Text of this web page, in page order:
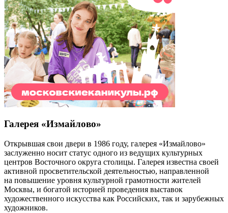
Галерея «Измайлово»
Открывшая свои двери в 1986 году, галерея «Измайлово»
заслуженно носит статус одного из ведущих культурных
центров Восточного округа столицы. Галерея известна своей
активной просветительской деятельностью, направленной
на повышение уровня культурной грамотности жителей
Москвы, и богатой историей проведения выставок
художественного искусства как Российских, так и зарубежных
художников.